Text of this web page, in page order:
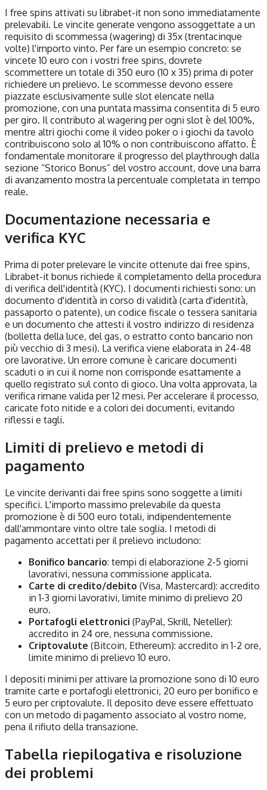
I free spins attivati su librabet-it non sono immediatamente
prelevabili. Le vincite generate vengono assoggettate a un
requisito di scommessa (wagering) di 35x (trentacinque
volte) l'importo vinto. Per fare un esempio concreto: se
vincete 10 euro con i vostri free spins, dovrete
scommettere un totale di 350 euro (10 x 35) prima di poter
richiedere un prelievo. Le scommesse devono essere
piazzate esclusivamente sulle slot elencate nella
promozione, con una puntata massima consentita di 5 euro
per giro. Il contributo al wagering per ogni slot è del 100%,
mentre altri giochi come il video poker o i giochi da tavolo
contribuiscono solo al 10% o non contribuiscono affatto. È
fondamentale monitorare il progresso del playthrough dalla
sezione “Storico Bonus” del vostro account, dove una barra
di avanzamento mostra la percentuale completata in tempo
reale.
Documentazione necessaria e
verifica KYC
Prima di poter prelevare le vincite ottenute dai free spins,
Librabet-it bonus richiede il completamento della procedura
di verifica dell'identità (KYC). I documenti richiesti sono: un
documento d'identità in corso di validità (carta d'identità,
passaporto o patente), un codice fiscale o tessera sanitaria
e un documento che attesti il vostro indirizzo di residenza
(bolletta della luce, del gas, o estratto conto bancario non
più vecchio di 3 mesi). La verifica viene elaborata in 24-48
ore lavorative. Un errore comune è caricare documenti
scaduti o in cui il nome non corrisponde esattamente a
quello registrato sul conto di gioco. Una volta approvata, la
verifica rimane valida per 12 mesi. Per accelerare il processo,
caricate foto nitide e a colori dei documenti, evitando
riflessi e tagli.
Limiti di prelievo e metodi di
pagamento
Le vincite derivanti dai free spins sono soggette a limiti
specifici. L'importo massimo prelevabile da questa
promozione è di 500 euro totali, indipendentemente
dall'ammontare vinto oltre tale soglia. I metodi di
pagamento accettati per il prelievo includono:
Bonifico bancario: tempi di elaborazione 2-5 giorni
lavorativi, nessuna commissione applicata.
Carte di credito/debito (Visa, Mastercard): accredito
in 1-3 giorni lavorativi, limite minimo di prelievo 20
euro.
Portafogli elettronici (PayPal, Skrill, Neteller):
accredito in 24 ore, nessuna commissione.
Criptovalute (Bitcoin, Ethereum): accredito in 1-2 ore,
limite minimo di prelievo 10 euro.
I depositi minimi per attivare la promozione sono di 10 euro
tramite carte e portafogli elettronici, 20 euro per bonifico e
5 euro per criptovalute. Il deposito deve essere effettuato
con un metodo di pagamento associato al vostro nome,
pena il rifiuto della transazione.
Tabella riepilogativa e risoluzione
dei problemi